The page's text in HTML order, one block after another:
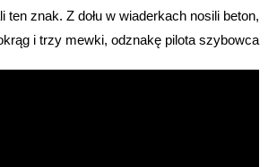
ten znak. Z dołu w wiaderkach nosili beton,
i trzy mewki, odznakę pilota szybowca